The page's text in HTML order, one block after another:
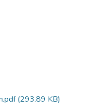
(293.89 KB)